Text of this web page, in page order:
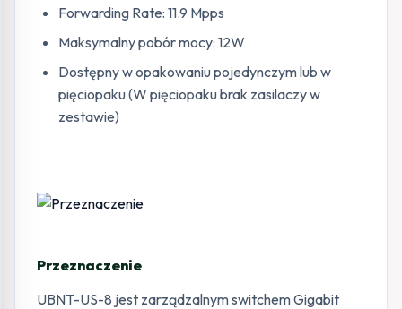
Forwarding Rate: 11.9 Mpps
Maksymalny pobór mocy: 12W
Dostępny w opakowaniu pojedynczym lub w
pięciopaku (W pięciopaku brak zasilaczy w
zestawie)
Przeznaczenie
UBNT-US-8 jest zarządzalnym switchem Gigabit